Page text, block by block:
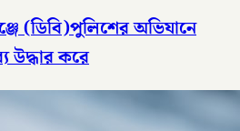
(ডিবি)পুলিশের অভিযানে
উদ্ধার করে